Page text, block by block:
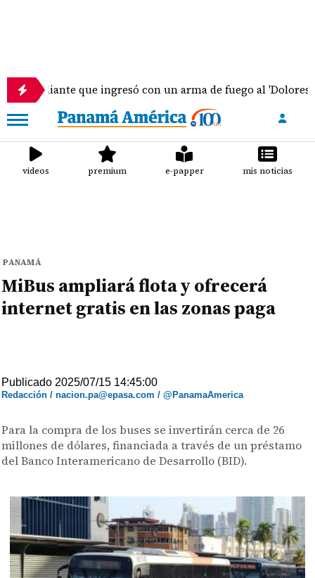
que ingresó con un arma de fuego al 'Dolores
videos premium e-papper mis noticias
PANAMÁ
MiBus ampliará flota y ofrecerá
internet gratis en las zonas paga
Publicado 2025/07/15 14:45:00
Redacción / nacion.pa@epasa.com / @PanamaAmerica
Para la compra de los buses se invertirán cerca de 26
millones de dólares, financiada a través de un préstamo
del Banco Interamericano de Desarrollo (BID).